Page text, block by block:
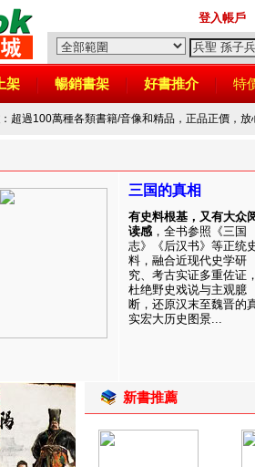
登入帳戶
架 暢銷書架 好書推介 特
：超過100萬種各類書籍/音像和精品，正品正價，
三国的真相
有史料根基，又有大众
读感 ，全书参照《三国
志》《后汉书》等正统
料，融合近现代史学研
究、考古实证多重佐证
杜绝野史戏说与主观臆
断，还原汉末至魏晋的
实宏大历史图景...
新書推薦